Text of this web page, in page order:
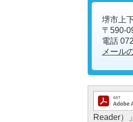
堺市上
〒590-
電話
メール
Reader）